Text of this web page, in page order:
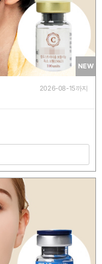
NEW
2026-08-15까지
토글